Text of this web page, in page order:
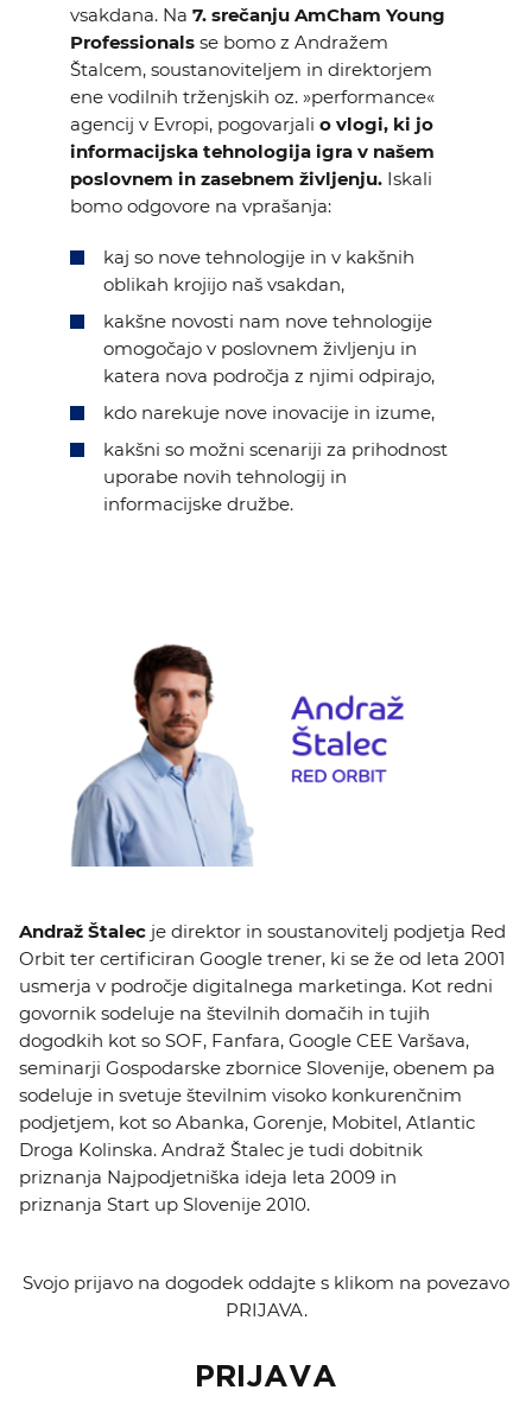
vsakdana. Na 7. srečanju AmCham Young
Professionalsse bomo z Andražem
Štalcem, soustanoviteljem in direktorjem
ene vodilnih trženjskih oz. »performance«
agencij v Evropi, pogovarjali o vlogi, ki jo
informacijska tehnologija igra v našem
poslovnem in zasebnem življenju.Iskali
bomo odgovore na vprašanja:
kaj so nove tehnologije in v kakšnih
oblikah krojijo naš vsakdan,
kakšne novosti nam nove tehnologije
omogočajo v poslovnem življenju in
katera nova področja z njimi odpirajo,
kdo narekuje nove inovacije in izume,
kakšni so možni scenariji za prihodnost
uporabe novih tehnologij in
informacijske družbe.
Andraž Štalec je direktor in soustanovitelj podjetja Red
Orbit ter certificiran Google trener, ki se že od leta 2001
usmerja v področje digitalnega marketinga. Kot redni
govornik sodeluje na številnih domačih in tujih
dogodkih kot so SOF, Fanfara, Google CEE Varšava,
seminarji Gospodarske zbornice Slovenije, obenem pa
sodeluje in svetuje številnim visoko konkurenčnim
podjetjem, kot so Abanka, Gorenje, Mobitel, Atlantic
Droga Kolinska. Andraž Štalec je tudi dobitnik
priznanja Najpodjetniška ideja leta 2009 in
priznanja Start up Slovenije 2010.
Svojo prijavo na dogodek oddajte s klikom na povezavo
PRIJAVA.
PRIJAVA